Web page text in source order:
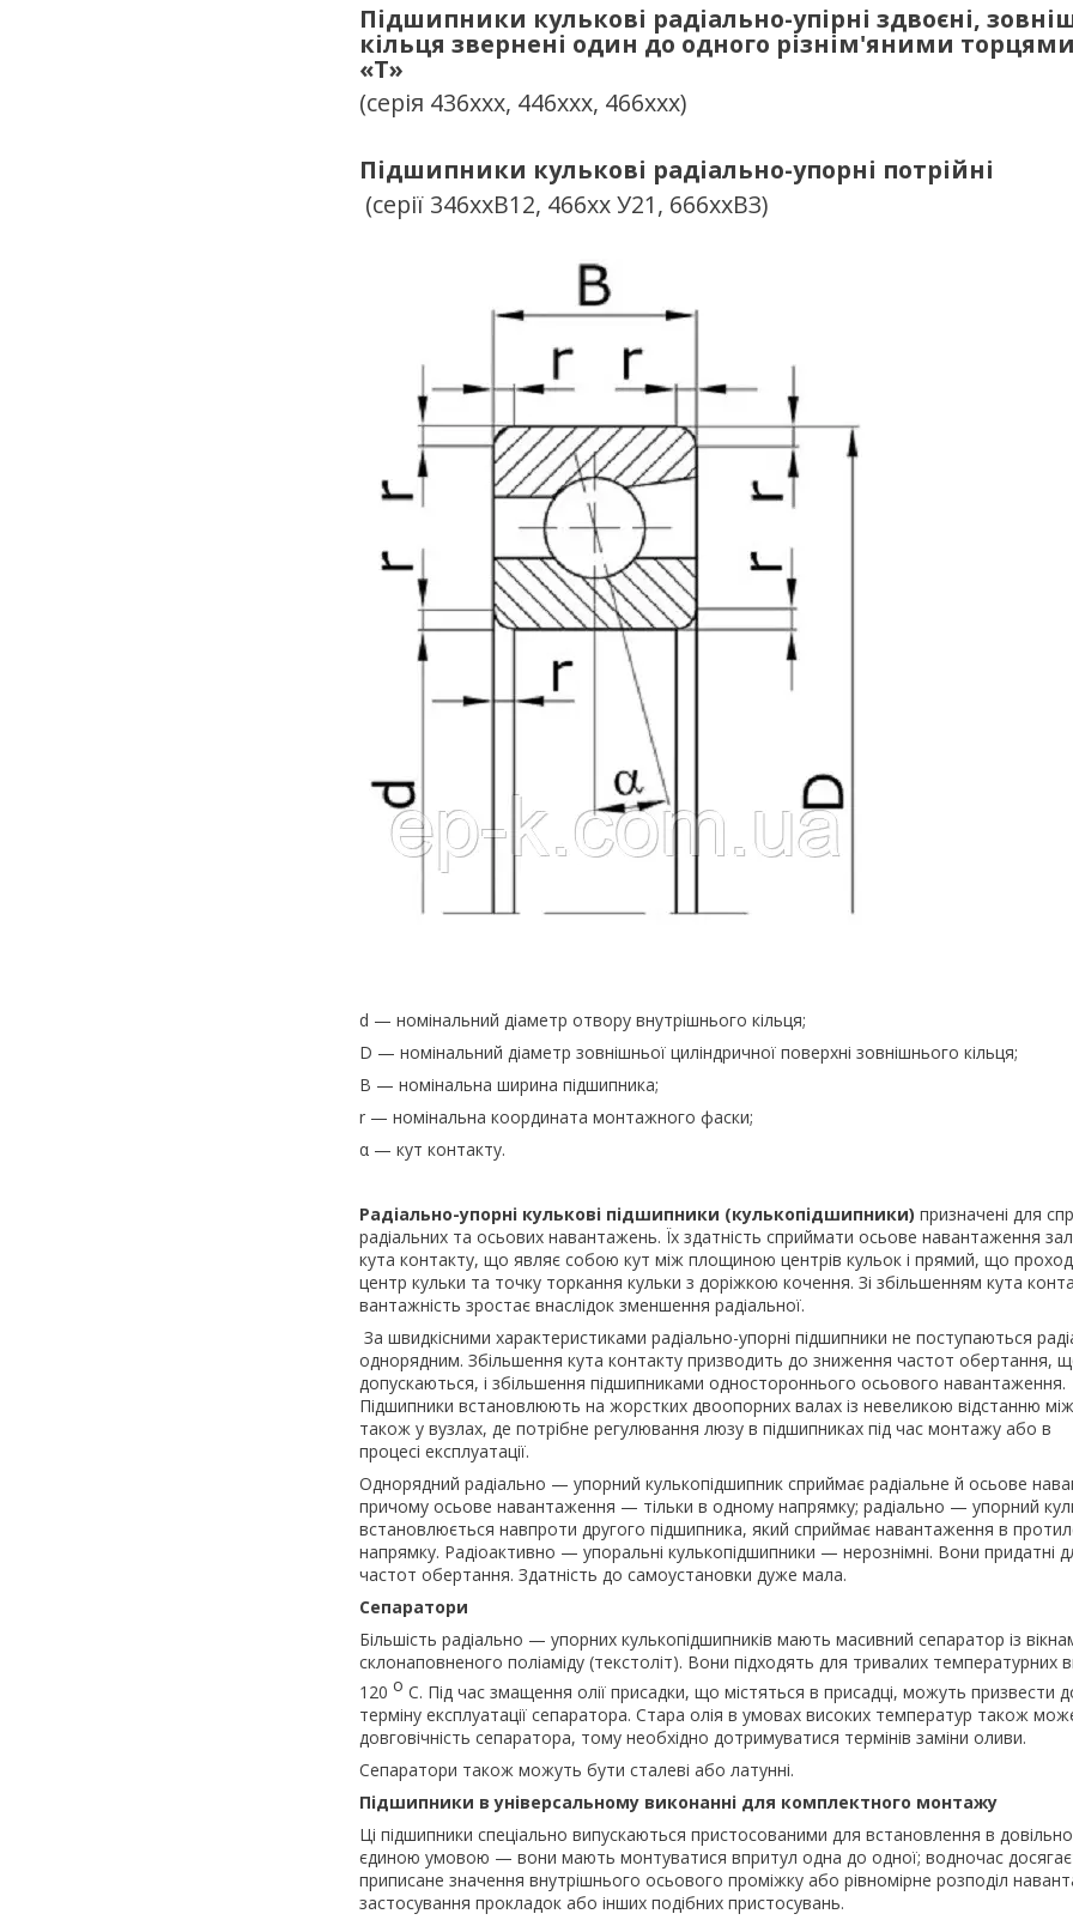
Підшипники кулькові радіально-упірні здвоєні,
кільця звернені один до одного різнім'яними
«T»
(серія 436ххх, 446ххх, 466ххх)
Підшипники кулькові радіально-упорні потрійні
(серії 346ххВ12, 466хх У21, 666ххВЗ)
d — номінальний діаметр отвору внутрішнього кільця;
D — номінальний діаметр зовнішньої циліндричної поверхні зовнішнього кільця;
B — номінальна ширина підшипника;
r — номінальна координата монтажного фаски;
α — кут контакту.
Радіально-упорні кулькові підшипники (кулькопідшипники) призначені для
радіальних та осьових навантажень. Їх здатність сприймати осьове навантаження
кута контакту, що являє собою кут між площиною центрів кульок і прямий, що
центр кульки та точку торкання кульки з доріжкою кочення. Зі збільшенням кута
вантажність зростає внаслідок зменшення радіальної.
За швидкісними характеристиками радіально-упорні підшипники не поступаються
однорядним. Збільшення кута контакту призводить до зниження частот обертання,
допускаються, і збільшення підшипниками одностороннього осьового навантаження.
Підшипники встановлюють на жорстких двоопорних валах із невеликою відстанню
також у вузлах, де потрібне регулювання люзу в підшипниках під час монтажу або в
процесі експлуатації.
Однорядний радіально — упорний кулькопідшипник сприймає радіальне й осьове
причому осьове навантаження — тільки в одному напрямку; радіально — упорний
встановлюється навпроти другого підшипника, який сприймає навантаження в
напрямку. Радіоактивно — упоральні кулькопідшипники — нерознімні. Вони придатні
частот обертання. Здатність до самоустановки дуже мала.
Сепаратори
Більшість радіально — упорних кулькопідшипників мають масивний сепаратор із
склонаповненого поліаміду (текстоліт). Вони підходять для тривалих температурних
120 о С. Під час змащення олії присадки, що містяться в присадці, можуть призвести
терміну експлуатації сепаратора. Стара олія в умовах високих температур також
довговічність сепаратора, тому необхідно дотримуватися термінів заміни оливи.
Сепаратори також можуть бути сталеві або латунні.
Підшипники в універсальному виконанні для комплектного монтажу
Ці підшипники спеціально випускаються пристосованими для встановлення в
єдиною умовою — вони мають монтуватися впритул одна до одної; водночас
приписане значення внутрішнього осьового проміжку або рівномірне розподіл
застосування прокладок або інших подібних пристосувань.